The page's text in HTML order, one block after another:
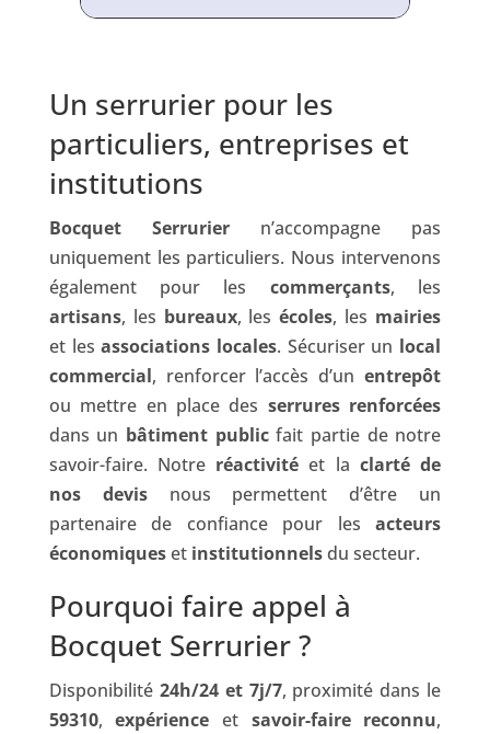
Un serrurier pour les
particuliers, entreprises et
institutions
Bocquet Serruriern’accompagne pas
uniquement les particuliers. Nous intervenons
également pour les commerçants, les
artisans, les bureaux, lesécoles, les mairies
et lesassociations locales. Sécuriser un local
commercial, renforcer l’accès d’unentrepôt
ou mettre en place des serrures renforcées
dans un bâtiment publicfait partie de notre
savoir-faire. Notre réactivité et la clarté de
nos devisnous permettent d’être un
partenaire de confiance pour lesacteurs
économiqueset institutionnelsdu secteur.
Pourquoi faire appel à
Bocquet Serrurier ?
Disponibilité 24h/24 et 7j/7, proximité dans le
59310,expérience et savoir-faire reconnu,